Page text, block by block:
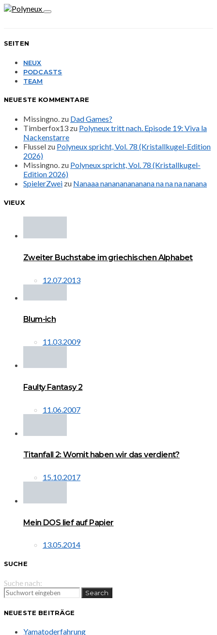
SEITEN
NEUX
PODCASTS
TEAM
NEUESTE KOMMENTARE
Missingno. zu Dad Games?
Timberfox13 zu Polyneux tritt nach. Episode 19: Viva la
Nackenstarre
Flussel zu Polyneux spricht, Vol. 78 (Kristallkugel-Edition
2026)
Missingno. zu Polyneux spricht, Vol. 78 (Kristallkugel-
Edition 2026)
SpielerZwei zu Nanaaa nanananananana na na na nanana
VIEUX
Zweiter Buchstabe im griechischen Alphabet
12.07.2013
Blum-ich
11.03.2009
Faulty Fantasy 2
11.06.2007
Titanfall 2: Womit haben wir das verdient?
15.10.2017
Mein DOS lief auf Papier
13.05.2014
SUCHE
Suche nach:
Search
NEUESTE BEITRÄGE
Yamatoderfahrung